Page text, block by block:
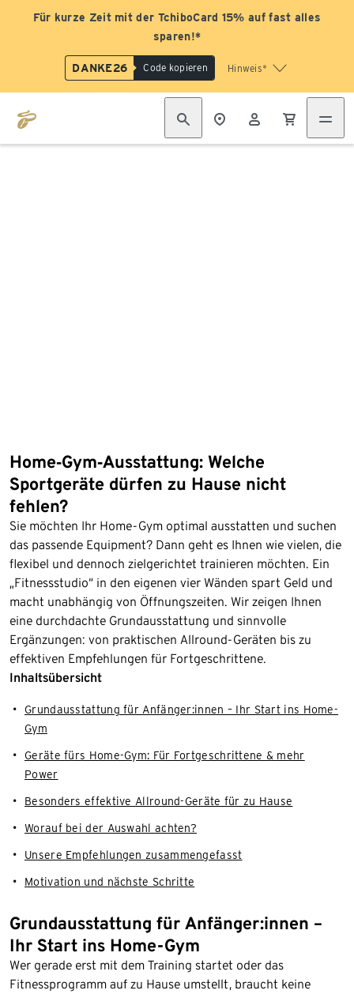
Für kurze Zeit mit der TchiboCard 15% auf fast alles
sparen!*
DANKE26 Code kopieren Hinweis*
Home‑Gym‑Ausstattung: Welche
Sportgeräte dürfen zu Hause nicht
fehlen?
Sie möchten Ihr Home-Gym optimal ausstatten und suchen
das passende Equipment? Dann geht es Ihnen wie vielen, die
flexibel und dennoch zielgerichtet trainieren möchten. Ein
„Fitnessstudio“ in den eigenen vier Wänden spart Geld und
macht unabhängig von Öffnungszeiten. Wir zeigen Ihnen
eine durchdachte Grundausstattung und sinnvolle
Ergänzungen: von praktischen Allround-Geräten bis zu
effektiven Empfehlungen für Fortgeschrittene.
Inhaltsübersicht
Grundausstattung für Anfänger:innen – Ihr Start ins Home-
Gym
Geräte fürs Home-Gym: Für Fortgeschrittene & mehr
Power
Besonders effektive Allround-Geräte für zu Hause
Worauf bei der Auswahl achten?
Unsere Empfehlungen zusammengefasst
Motivation und nächste Schritte
Grundausstattung für Anfänger:innen –
Ihr Start ins Home-Gym
Wer gerade erst mit dem Training startet oder das
Fitnessprogramm auf zu Hause umstellt, braucht keine